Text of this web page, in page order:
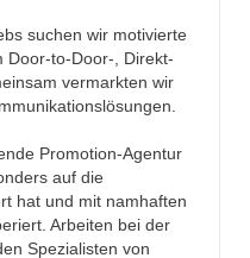
suchen wir motivierte
Door-to-Door-, Direkt-
vermarkten wir
Promotion-Agentur
auf die
hat und mit namhaften
Arbeiten bei der
Spezialisten von